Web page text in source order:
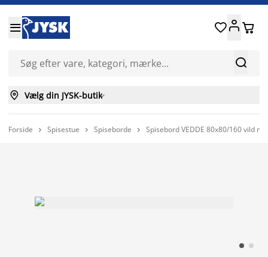


 
 Vælg din JYSK-butik
Forside  Spisestue  Spiseborde  Spisebord VEDDE 80x80/160 vild